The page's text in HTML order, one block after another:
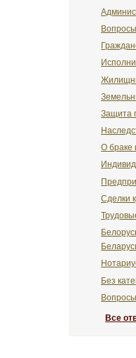
Защита
О браке
Сделки
Без
Все